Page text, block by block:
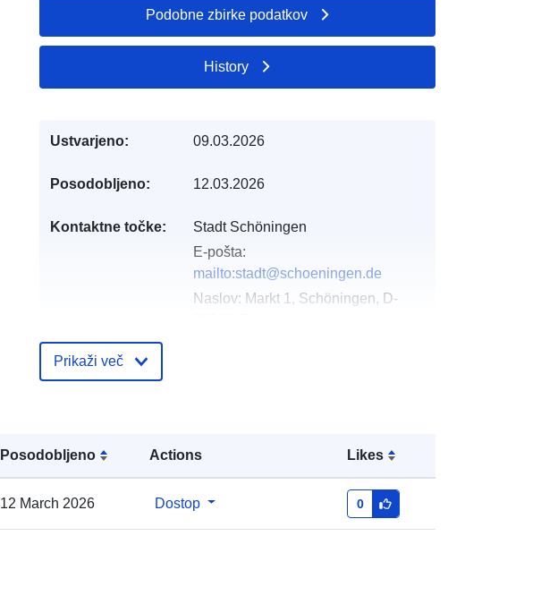
Posodobljeno Actions Likes
12 March 2026 Dostop 0
Podobne zbirke podatkov
History
Ustvarjeno: 09.03.2026
Posodobljeno: 12.03.2026
Kontaktne točke:
Stadt Schöningen
E-pošta:
mailto:stadt@schoeningen.de
Naslov: Markt 1, Schöningen, D-
Katalogski zapis: Dodano v data.europa.eu: 21 March 2026
Posodobljeno na spletišču Data.europa.eu:
Prikaži več